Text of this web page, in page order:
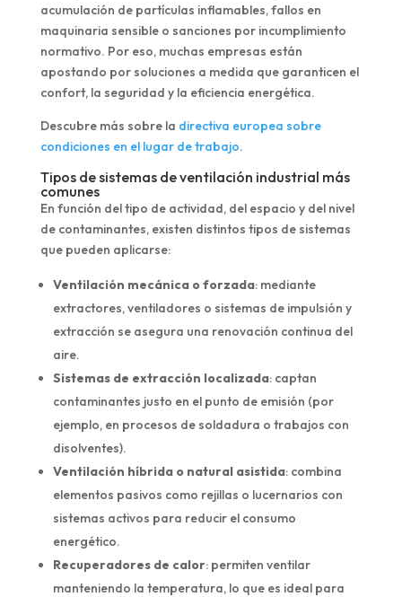
acumulación de partículas inflamables, fallos en
maquinaria sensible o sanciones por incumplimiento
normativo. Por eso, muchas empresas están
apostando por soluciones a medida que garanticen el
confort, la seguridad y la eficiencia energética.
Descubre más sobre la directiva europea sobre
condiciones en el lugar de trabajo.
Tipos de sistemas de ventilación industrial más
comunes
En función del tipo de actividad, del espacio y del nivel
de contaminantes, existen distintos tipos de sistemas
que pueden aplicarse:
Ventilación mecánica o forzada: mediante
extractores, ventiladores o sistemas de impulsión y
extracción se asegura una renovación continua del
aire.
Sistemas de extracción localizada: captan
contaminantes justo en el punto de emisión (por
ejemplo, en procesos de soldadura o trabajos con
disolventes).
Ventilación híbrida o natural asistida: combina
elementos pasivos como rejillas o lucernarios con
sistemas activos para reducir el consumo
energético.
Recuperadores de calor: permiten ventilar
manteniendo la temperatura, lo que es ideal para